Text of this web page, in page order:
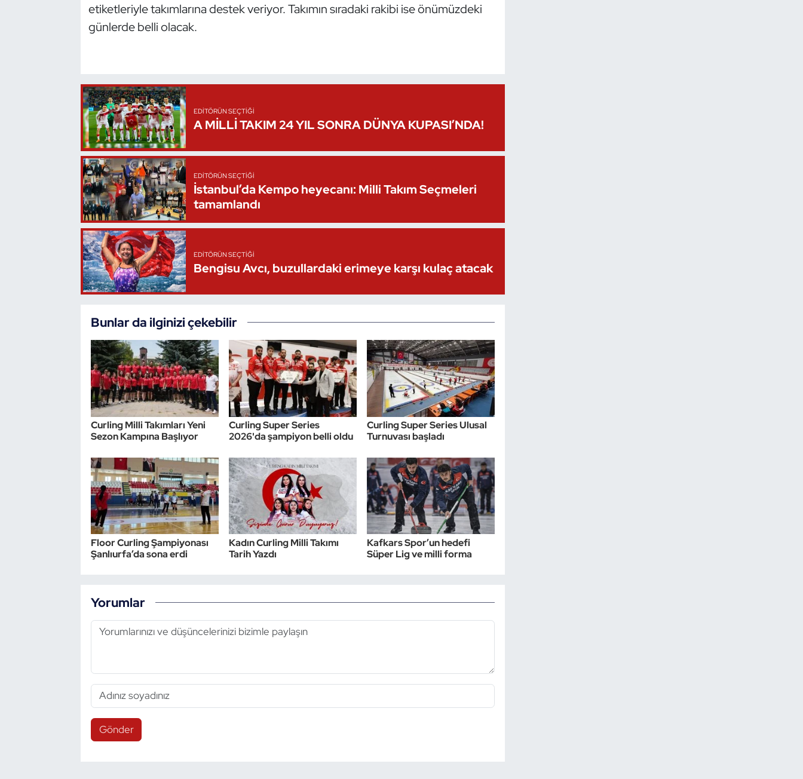
etiketleriyle takımlarına destek veriyor. Takımın sıradaki rakibi ise önümüzdeki
günlerde belli olacak.
EDITÖRÜN SEÇTIĞI
A MİLLİ TAKIM 24 YIL SONRA DÜNYA KUPASI’NDA!
EDITÖRÜN SEÇTIĞI
İstanbul’da Kempo heyecanı: Milli Takım Seçmeleri
tamamlandı
EDITÖRÜN SEÇTIĞI
Bengisu Avcı, buzullardaki erimeye karşı kulaç atacak
Bunlar da ilginizi çekebilir
Curling Milli Takımları Yeni
Sezon Kampına Başlıyor
Curling Super Series
2026'da şampiyon belli oldu
Curling Super Series Ulusal
Turnuvası başladı
Floor Curling Şampiyonası
Şanlıurfa’da sona erdi
Kadın Curling Milli Takımı
Tarih Yazdı
Kafkars Spor’un hedefi
Süper Lig ve milli forma
Yorumlar
Gönder
Özel Sporcular
Sualtı Sporları
Vücut Geliştirme Fitness
Wushu Kungfu